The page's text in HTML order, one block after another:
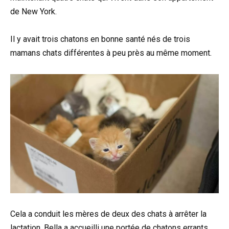
de New York.
Il y avait trois chatons en bonne santé nés de trois
mamans chats différentes à peu près au même moment.
Cela a conduit les mères de deux des chats à arrêter la